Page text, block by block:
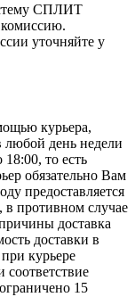
СПЛИТ
уточняйте у
курьера,
любой день недели
18:00, то есть
обязательно Вам
предоставляется
в противном случае
доставка
доставки в
курьере
соответствие
15